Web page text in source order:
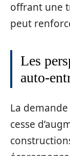
offrant une
peut
Les
auto-
La
cesse